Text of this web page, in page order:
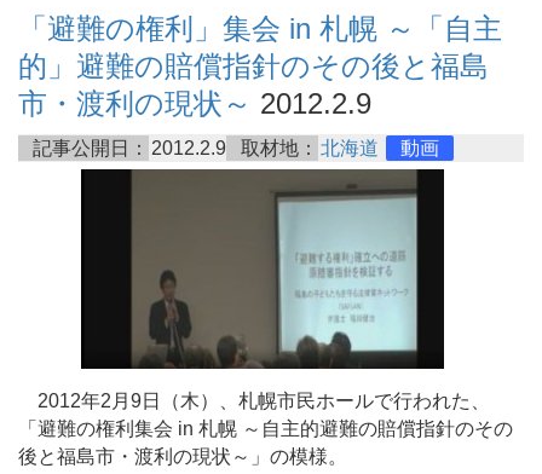
「避難の権利」集会 in 札幌 ～「自主
的」避難の賠償指針のその後と福島
市・渡利の現状～ 2012.2.9
記事公開日： 2012.2.9 取材地： 北海道 動画
2012年2月9日（木）、札幌市民ホールで行われた、
「避難の権利集会 in 札幌 ～自主的避難の賠償指針のその
後と福島市・渡利の現状～」の模様。